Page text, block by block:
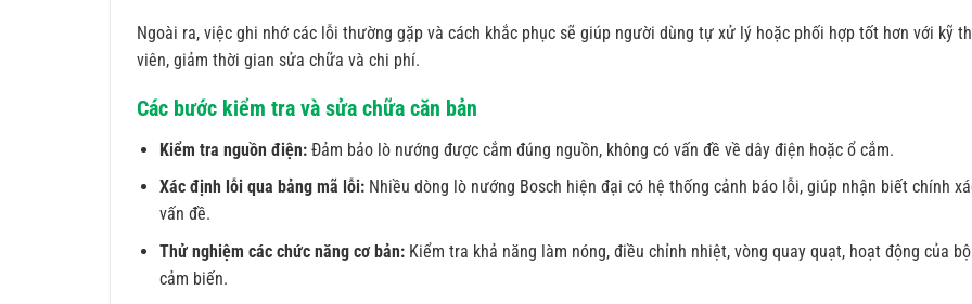
Ngoài ra, việc ghi nhớ các lỗi thường gặp và cách khắc phục sẽ giúp người dùng tự xử lý hoặc phối hợp tốt hơn với kỹ
viên, giảm thời gian sửa chữa và chi phí.
Các bước kiểm tra và sửa chữa căn bản
Kiểm tra nguồn điện:Đảm bảo lò nướng được cắm đúng nguồn, không có vấn đề về dây điện hoặc ổ cắm.
Xác định lỗi qua bảng mã lỗi:Nhiều dòng lò nướng Bosch hiện đại có hệ thống cảnh báo lỗi, giúp nhận biết chính
vấn đề.
Thử nghiệm các chức năng cơ bản:Kiểm tra khả năng làm nóng, điều chỉnh nhiệt, vòng quay quạt, hoạt động của bộ
cảm biến.